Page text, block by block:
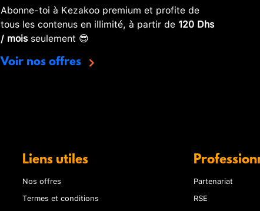
Abonne-toi à Kezakoo premium et profite de
tous les contenus en illimité, à partir de 120 Dhs
/ moisseulement 😎
Voir nos offres
Liens utiles
Nos offres
Termes et conditions
Partenariat
RSE